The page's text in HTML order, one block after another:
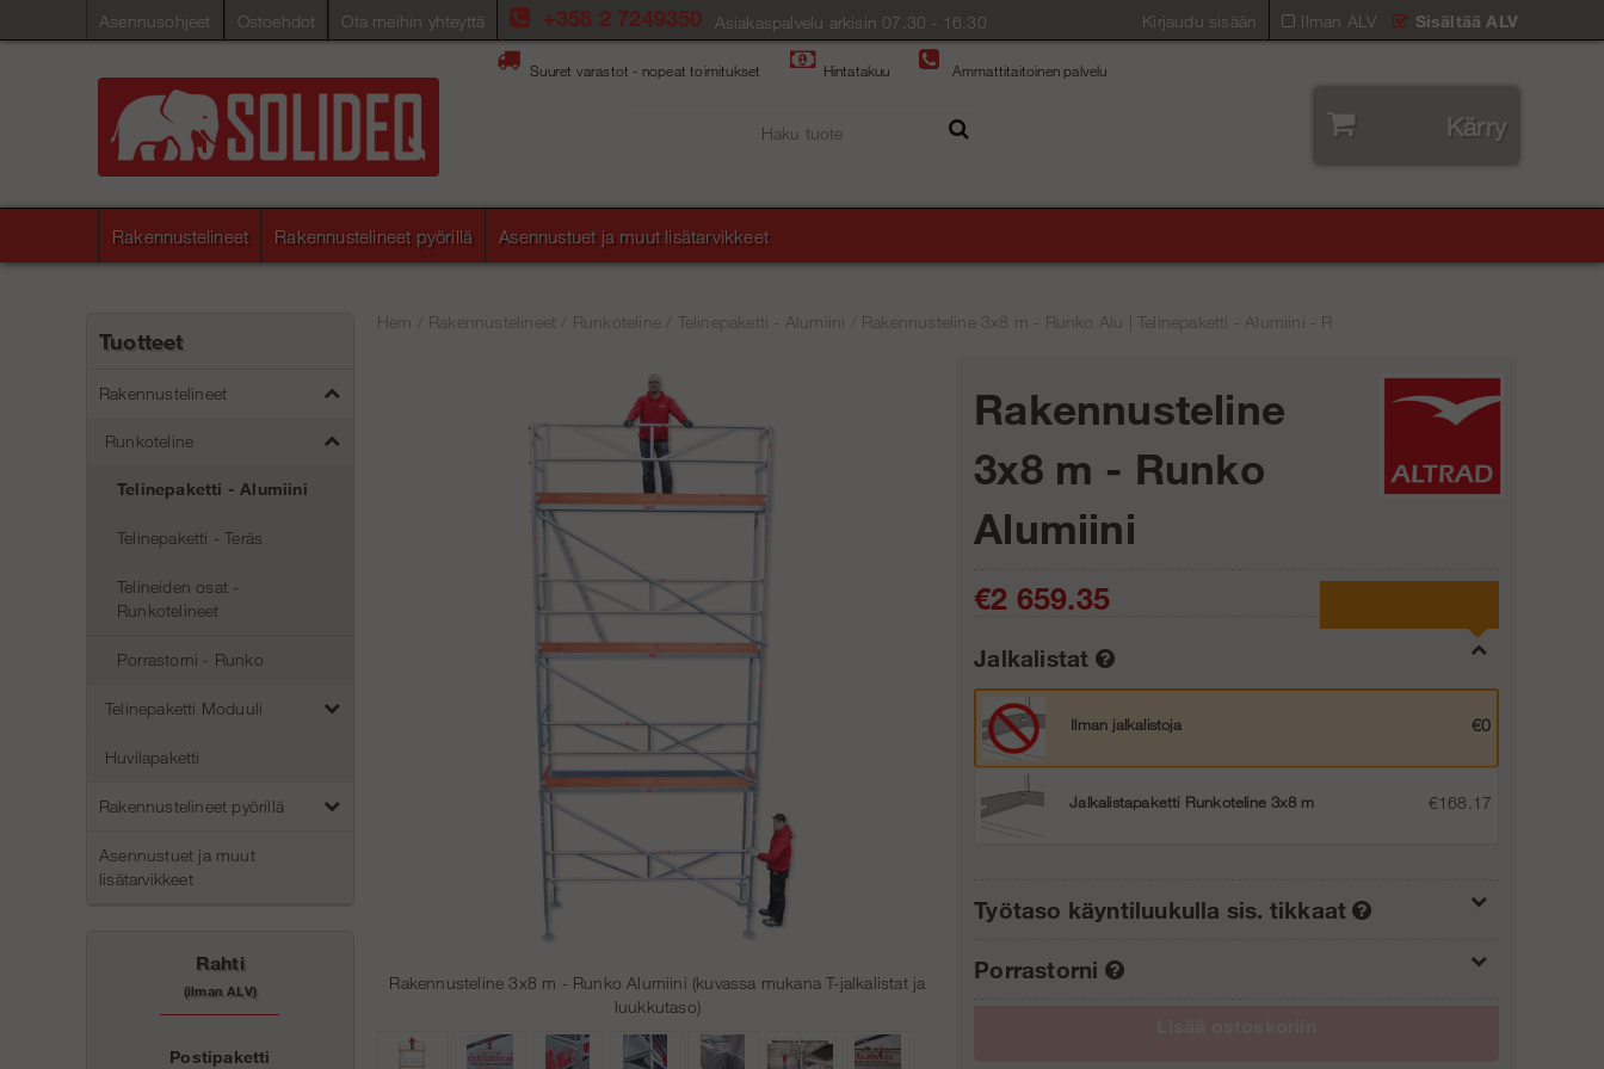
Asennusohjeet Ostoehdot Ota meihin yhteyttä Ilman ALV Sisältää ALV
+358 2 7249350 Asiakaspalvelu arkisin 07.30 - 16.30 Kirjaudu sisään
Suuret varastot - nopeat toimitukset Hintatakuu Ammattitaitoinen palvelu
Kärry
Rakennustelineet Rakennustelineet pyörillä Asennustuet ja muut lisätarvikkeet
Tuotteet
Rakennustelineet
Runkoteline
Telinepaketti - Alumiini
Telinepaketti - Teräs
Telineiden osat -
Runkotelineet
Porrastorni - Runko
Telinepaketti Moduuli
Huvilapaketti
Rakennustelineet pyörillä
Asennustuet ja muut
lisätarvikkeet
Rahti
(ilman ALV)
Postipaketti
Hem Rakennustelineet Runkoteline Telinepaketti - Alumiini Rakennusteline 3x8 m - Runko Alu | Telinepaketti - Alumiini - R
Rakennusteline 3x8 m - Runko Alumiini (kuvassa mukana T-jalkalistat ja
luukkutaso)
Rakennusteline
3x8 m - Runko
Alumiini
€2 659.35
Jalkalistat
Ilman jalkalistoja €0
Jalkalistapaketti Runkoteline 3x8 m €168.17
Työtaso käyntiluukulla sis. tikkaat
Ilman nousupakettia (0/3)
Porrastorni